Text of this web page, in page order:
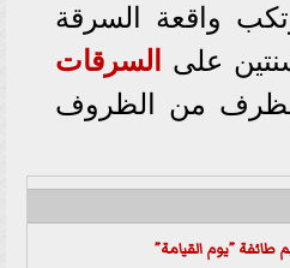
واقعة السرقة
على
السرقات
بظرف من الظروف
طائفة ”يوم القيامة”